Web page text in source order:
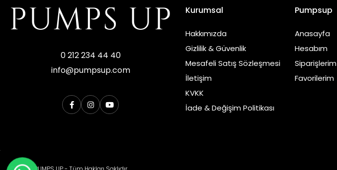
0 212 234 44 40
info@pumpsup.com
Kurumsal
Hakkımızda
Gizlilik & Güvenlik
Mesafeli Satış Sözleşmesi
İletişim
KVKK
İade & Değişim Politikası
Pumpsup
Anasayfa
Hesabım
Siparişlerim
Favorilerim